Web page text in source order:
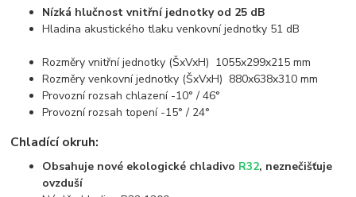
Nízká hlučnost vnitřní jednotky od 25 dB
Hladina akustického tlaku venkovní jednotky 51 dB
Rozměry vnitřní jednotky (ŠxVxH) 1055x299x215 mm
Rozměry venkovní jednotky (ŠxVxH) 880x638x310 mm
Provozní rozsah chlazení -10° / 46°
Provozní rozsah topení -15° / 24°
Chladící okruh:
Obsahuje nové ekologické chladivo R32, neznečišťuje
ovzduší